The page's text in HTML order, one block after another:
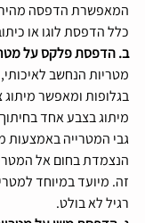
המאפשרת הדפסה
כלל הדפסת לוגו או
ב. הדפסת פלקס על
מטריות הנחשב
בגלופות ומאפשר מיתוג
מיתוג בצבע אחד
גבי המטרייה באמצעות
הנצמדת בחום אל
זה. מיועד במיוחד
רגיל לא בולט.